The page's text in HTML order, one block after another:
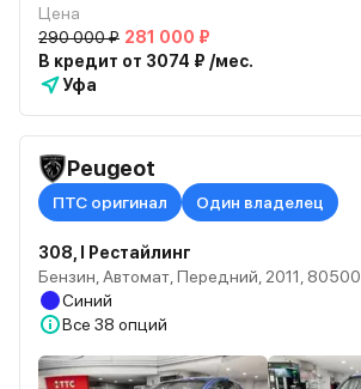
Цена
290 000 ₽ 281 000 ₽
В кредит от 3074 ₽ /мес.
Уфа
Peugeot
ПТС оригинал Один владелец
308, I Рестайлинг
Бензин, Автомат, Передний, 2011, 80500
Синий
Все 38 опций